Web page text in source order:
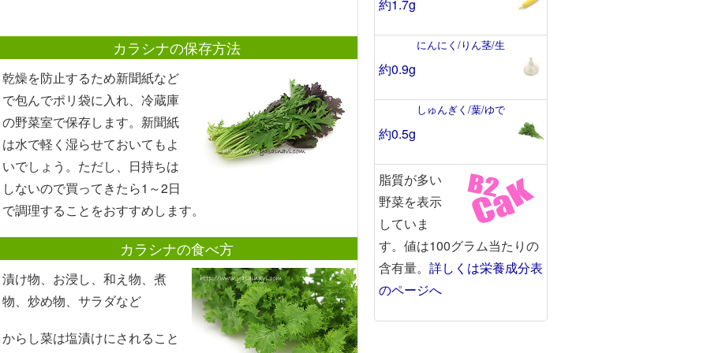
カラシナの保存方法
乾燥を防止するため新聞紙など
で包んでポリ袋に入れ、冷蔵庫
の野菜室で保存します。新聞紙
は水で軽く湿らせておいてもよ
いでしょう。ただし、日持ちは
しないので買ってきたら1～2日
で調理することをおすすめします。
カラシナの食べ方
漬け物、お浸し、和え物、煮
物、炒め物、サラダなど
からし菜は塩漬けにされること
約1.7g
にんにく/りん茎/生
約0.9g
しゅんぎく/葉/ゆで
約0.5g
脂質が多い
野菜を表示
していま
す。値は100グラム当たりの
含有量。 詳しくは栄養成分表
のページへ